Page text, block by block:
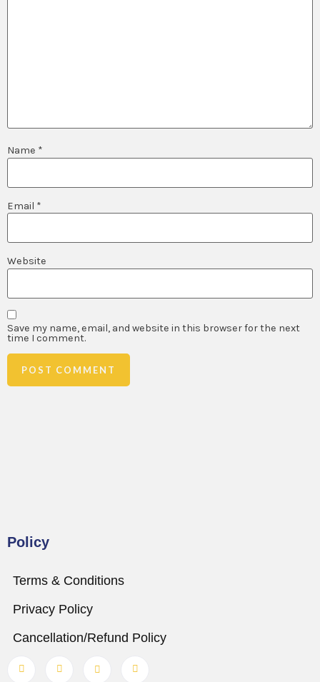
Name *
Email *
Website
Save my name, email, and website in this browser for the next
time I comment.
Policy
Terms & Conditions
Privacy Policy
Cancellation/Refund Policy